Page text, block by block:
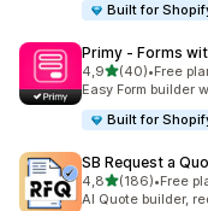
Built for
Primy ‑ Forms
4,9de 5 estrelas
(40)
40 total de•Free
Easy Form builder
Built for
SB Request a
4,8de 5 estrelas
(186)
186 total de•Free
AI Quote builder,